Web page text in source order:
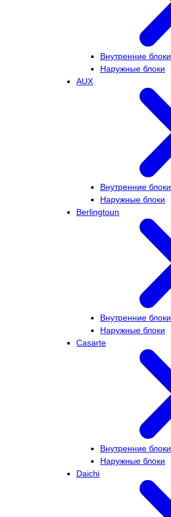
Внутренние блоки
Наружные блоки
AUX
Внутренние блоки
Наружные блоки
Berlingtoun
Внутренние блоки
Наружные блоки
Casarte
Внутренние блоки
Наружные блоки
Daichi